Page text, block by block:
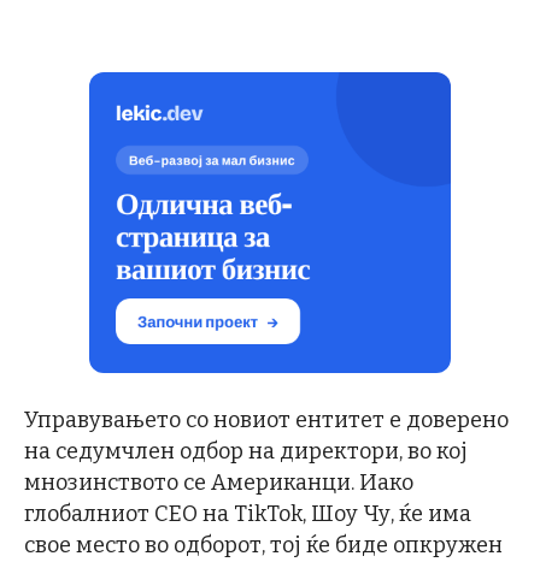
Управувањето со новиот ентитет е доверено
на седумчлен одбор на директори, во кој
мнозинството се Американци. Иако
глобалниот CEO на TikTok, Шоу Чу, ќе има
свое место во одборот, тој ќе биде опкружен